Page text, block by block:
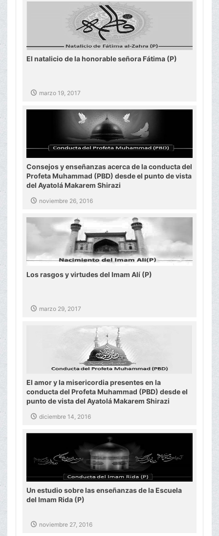
El natalicio de la honorable señora Fátima (P)
marzo 19, 2017
Consejos y enseñanzas acerca de la conducta del
Profeta Muhammad (PBD) desde el punto de vista
del Ayatolá Makarem Shirazi
noviembre 26, 2016
Los rasgos y virtudes del Imam Alí (P)
marzo 29, 2017
El amor y la misericordia presentes en la
conducta del Profeta Muhammad (PBD) desde el
punto de vista del Ayatolá Makarem Shirazi
diciembre 14, 2016
Un estudio sobre las enseñanzas de la Escuela
del Imam Rida (P)
noviembre 27, 2016